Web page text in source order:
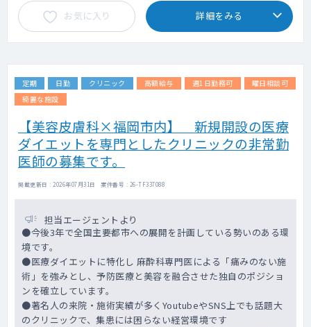
お気に入り 詳細をみる
定期 日勤 クリニック 高額給与 週1日勤務可
曜日相談可
綺麗な施設
【美容皮膚科×福岡市内】 新規開設の医療
ダイエットを専門としたクリニックの非常勤
医師の募集です。
掲載更新日 : 2026年07月31日 案件番号 : 26-TF337088
担当エージェントより
●今後3年で全国主要都市への展開を計画している勢いのある環
境です。
●医療ダイエットに特化し 麻酔科専門医による「痛みのない施
術」を強みとし、予防医療と美容を融合させた独自のポジショ
ンを確立しています。
●著名人の来院・施術実績が多くYoutubeやSNS上でも話題大
のクリニックで、集患には困らない経営環境です